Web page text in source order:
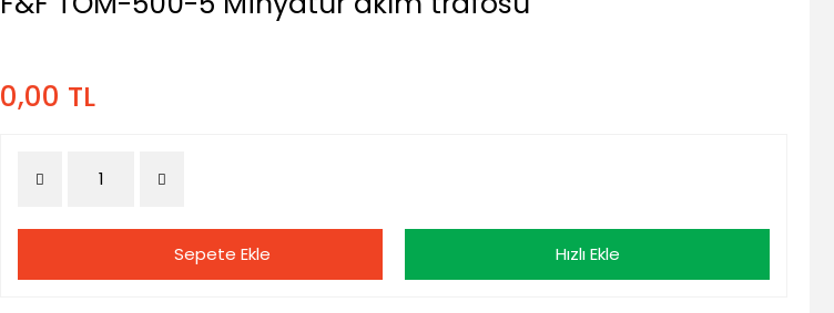
0,00 TL
Sepete Ekle Hızlı Ekle